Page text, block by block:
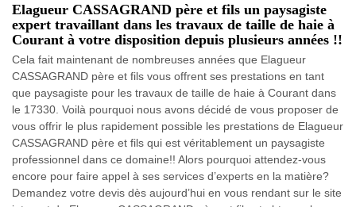
Elagueur CASSAGRAND père et fils un paysagiste
expert travaillant dans les travaux de taille de haie à
Courant à votre disposition depuis plusieurs années !!
Cela fait maintenant de nombreuses années que Elagueur
CASSAGRAND père et fils vous offrent ses prestations en tant
que paysagiste pour les travaux de taille de haie à Courant dans
le 17330. Voilà pourquoi nous avons décidé de vous proposer de
vous offrir le plus rapidement possible les prestations de Elagueur
CASSAGRAND père et fils qui est véritablement un paysagiste
professionnel dans ce domaine!! Alors pourquoi attendez-vous
encore pour faire appel à ses services d’experts en la matière?
Demandez votre devis dès aujourd’hui en vous rendant sur le site